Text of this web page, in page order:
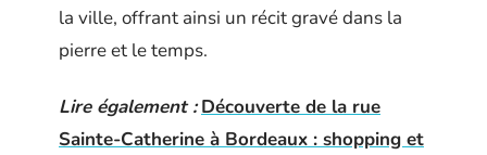
la ville, offrant ainsi un récit gravé dans la
pierre et le temps.
Lire également : Découverte de la rue
Sainte-Catherine à Bordeaux : shopping et